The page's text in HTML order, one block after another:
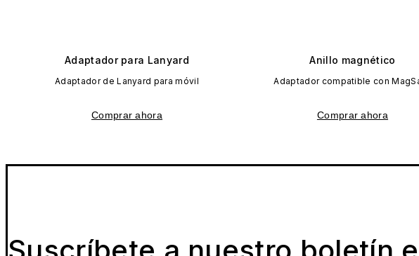
Adaptador para Lanyard
Adaptador de Lanyard para móvil
Comprar ahora
Anillo magnético
Adaptador compatible con
Comprar ahora